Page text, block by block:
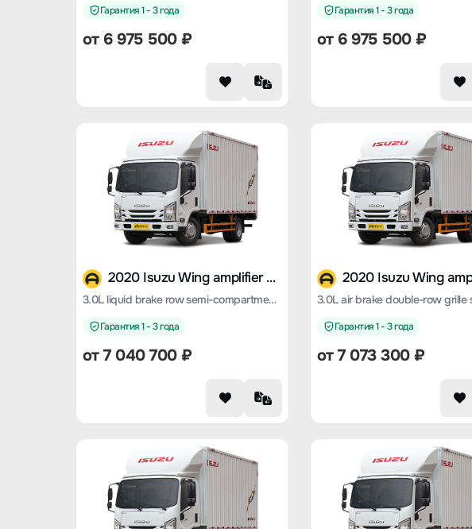
Гарантия 1 - 3 года
от 6 975 500 ₽
Гарантия 1 - 3 года
от 6 975 500 ₽
2020 Isuzu Wing amplifier ES5
3.0L liquid brake row semi-compartment grille standard version
Гарантия 1 - 3 года
от 7 040 700 ₽
Гарантия 1 - 3 года
от 7 073 300 ₽